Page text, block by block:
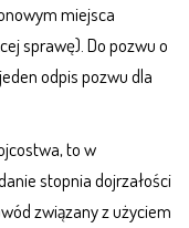
miejsca
sprawę). Do pozwu o
odpis pozwu dla
to w
stopnia dojrzałości
związany z użyciem